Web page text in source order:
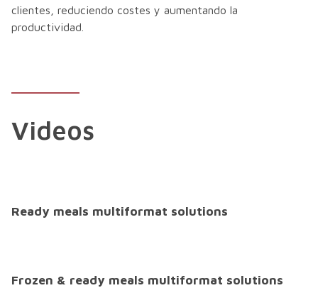
clientes, reduciendo costes y aumentando la
productividad.
Videos
Ready meals multiformat solutions
Frozen & ready meals multiformat solutions